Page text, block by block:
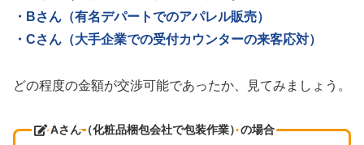
・Bさん（有名デパートでのアパレル販売）
・Cさん（大手企業での受付カウンターの来客応対）
どの程度の金額が交渉可能であったか、見てみましょう。
Aさん（化粧品梱包会社で包装作業）の場合